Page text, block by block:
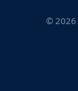
© 2026